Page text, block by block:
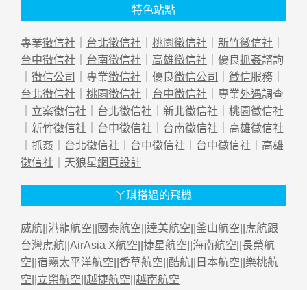
特色站點
專業徵信社 ｜ 台北徵信社 ｜ 桃園徵信社 ｜ 新竹徵信社 ｜
台中徵信社 ｜ 台南徵信社 ｜ 高雄徵信社 ｜優良抓姦諮詢
｜ 徵信公司 ｜專業徵信社 ｜優良徵信公司 ｜ 徵信服務｜
台北徵信社 ｜ 桃園徵信社 ｜ 台中徵信社 ｜專業外遇調查
｜立案徵信社 ｜ 台北徵信社 ｜ 新北徵信社 ｜ 桃園徵信社
｜ 新竹徵信社 ｜ 台中徵信社 ｜ 台南徵信社 ｜ 高雄徵信社
｜ 抓姦 ｜ 台北徵信社 ｜ 台中徵信社 ｜ 台中徵信社 ｜ 高雄
徵信社 ｜天狼星網頁設計
ㄚ琪搭過的飛機
威航|| 港龍航空 國泰航空 達美航空 釜山航空
虎航跟
台灣虎航 AirAsia X航空 捷星航空 海南航空 長榮航
空 宿霧太平洋航空 香草航空 酷航 日本航空 樂桃航
空 立榮航空 越捷航空 越南航空